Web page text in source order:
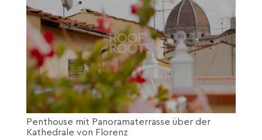
Penthouse mit Panoramaterrasse über der
Kathedrale von Florenz